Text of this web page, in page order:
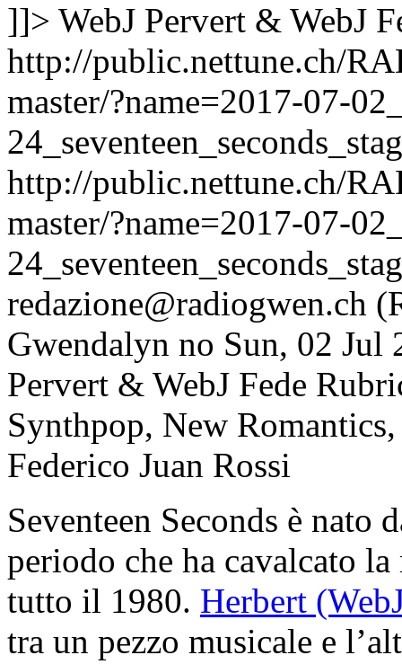
]]> WebJ Pervert & WebJ
http://public.nettune.ch/
master/?name=2017-07-
http://public.nettune.ch/
master/?name=2017-07-
redazione@radiogwen.ch
Gwendalyn no Sun, 02 Jul
Pervert & WebJ Fede
Synthpop, New
Federico Juan Rossi
Seventeen Seconds è nato
periodo che ha cavalcato
tutto il 1980. Herbert
tra un pezzo musicale e